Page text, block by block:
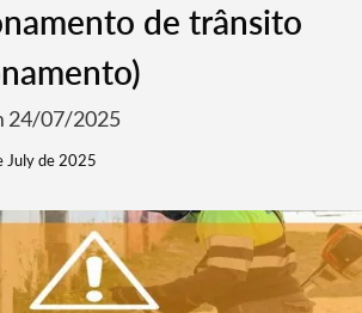
de trânsito
24/07/2025
July de 2025